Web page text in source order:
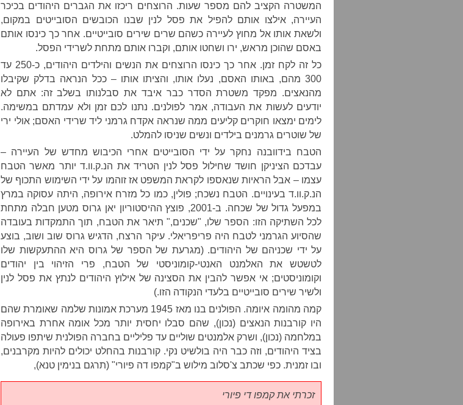
המשטרה הקציב להם מספר שעות. הרוצחים ריכזו את הגברים היהודים בכיכר
העיירה, אילצו אותם להפיל את פסל לנין שבנו הכובשים הסובייטים במקום,
ולשאת אותו אל מחוץ לעיירה כשהם שרים שירים סובייטיים. אחר כך כינסו אותם
באסם שהוכן מראש, ירו ושחטו אותם, וקברו אותם מתחת לשרידי הפסל.
כל זה לקח זמן. אחר כך כינסו הרוצחים את הנשים והילדים היהודים, כ-250 עד
300 מהם, באותו האסם, נעלו אותו, והציתו אותו – ככל הנראה בדלק שקיבלו
מהנאצים. מפקד משטרת הסדר כבר איבד את סבלנותו בשלב זה: אתם לא
יודעים לעשות את העבודה, אמר לפולנים. נתנו לכם זמן ולא עמדתם במשימה.
לימים ימצאו חוקרים קליעים ממה שנראה אקדח גרמני ליד שרידי האסם; אולי ירי
של שוטרים גרמנים בילדים ונשים שניסו להמלט.
הטבח בידוובנה נחקר על ידי הסובייטים אחרי הכיבוש מחדש של העיירה –
עבדכם הציניקן חושד שחילול פסל לנין הטריד את הנ.ק.וו.ד יותר מאשר הטבח
עצמו – אבל הראיות שנאספו לקראת המשפט אז זוהמו על ידי השימוש התכוף של
הנ.ק.וו.ד בעינויים. הטבח נשכח; פולין, כמו כל מזרח אירופה, היתה עסוקה במרץ
במפעל גדול של שכחה. ב-2001, פוצץ ההיסטוריון יאן גרוס מטען חבלה מתחת
לכל השתיקה הזו: הספר שלו, "שכנים," תיאר את הטבח, תוך התמקדות בעובדה
שהסיוע הגרמני לטבח היה פריפריאלי. עיקר הרצח, הדגיש גרוס שוב ושוב, בוצע
על ידי שכניהם של היהודים. (מגרעת של הספר של גרוס היא ההתעקשות שלו
לטשטש את האלמנט האנטי-קומוניסטי של הטבח, פרי הזיהוי בין יהודים
וקומוניסטים; אי אפשר להבין את הסצינה של אילוץ היהודים לנתץ את פסל לנין
ולשיר שירים סובייטיים בלעדי הנקודה הזו.)
קמה מהומה איומה. הפולנים בנו מאז 1945 מערכת אמונות שלמה שאומרת שהם
היו קורבנות הנאצים (נכון), שהם סבלו יחסית יותר מכל אומה אחרת באירופה
במלחמה (נכון), ושרק אלמנטים שוליים עד פליליים בחברה הפולנית שיתפו פעולה
בציד היהודים, וזה כבר היה בולשיט נקי. קורבנות בהחלט יכולים להיות מקרבנים,
ובו זמנית. כפי שכתב צ'סלוב מילוש ב"קמפו דה פיורי" (תרגם בנימין טנא),
זכרתי את קמפו די פיורי